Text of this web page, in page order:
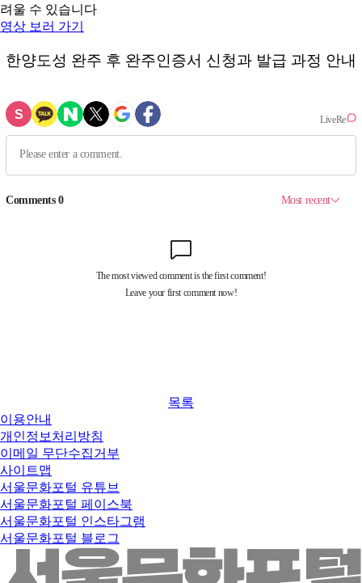
려울 수 있습니다
영상 보러 가기
한양도성 완주 후 완주인증서 신청과 발급 과정 안내
목록
이용안내
개인정보처리방침
이메일 무단수집거부
사이트맵
서울문화포털 유튜브
서울문화포털 페이스북
서울문화포털 인스타그램
서울문화포털 블로그